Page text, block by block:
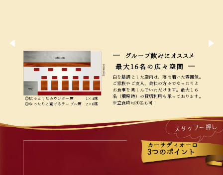
◎広々としたカウンター席 1×4席
◎ゆったりと寛げるテーブル席 2×6席
― グループ飲みに オススメ
最大16名の広々空間
―
白を基調とした店内は、落ち着いた雰囲気
ご家族やご友人、会社の方々でゆったりと
お食事を楽しんでいただけます。最大１６
名（着席時）の貸切利用も承っております
※立食時は30名も可！
カーサディオーロ
3つのポイント